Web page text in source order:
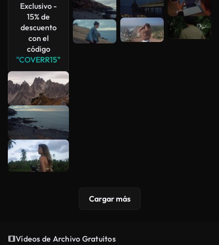
Exclusivo -
15% de
descuento
con el
código
"COVERR15"
Cargar más
Vídeos de Archivo Gratuitos